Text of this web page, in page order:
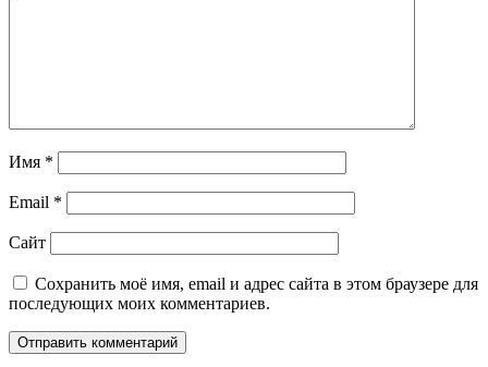
Имя *
Email *
Сайт
Сохранить моё имя, email и адрес сайта в этом браузере для
последующих моих комментариев.